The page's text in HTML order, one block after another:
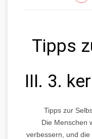
Tipps
III. 3.
Tipps zur
Die Menschen
verbessern, und